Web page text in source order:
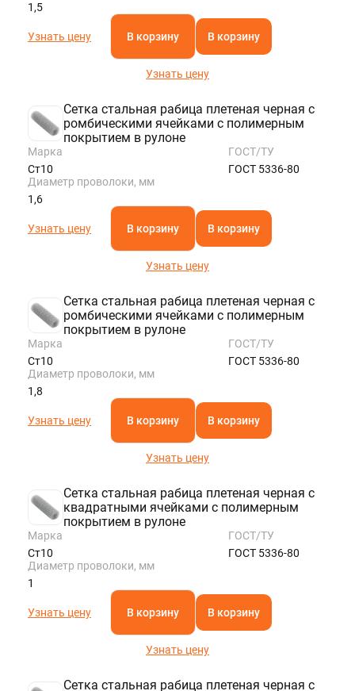
1,5
Узнать цену В корзину В корзину
Узнать цену
Сетка стальная рабица плетеная черная с
ромбическими ячейками с полимерным
покрытием в рулоне
Марка
Ст10
ГОСТ/ТУ
ГОСТ 5336-80
Диаметр проволоки, мм
1,6
Узнать цену В корзину В корзину
Узнать цену
Сетка стальная рабица плетеная черная с
ромбическими ячейками с полимерным
покрытием в рулоне
Марка
Ст10
ГОСТ/ТУ
ГОСТ 5336-80
Диаметр проволоки, мм
1,8
Узнать цену В корзину В корзину
Узнать цену
Сетка стальная рабица плетеная черная с
квадратными ячейками с полимерным
покрытием в рулоне
Марка
Ст10
ГОСТ/ТУ
ГОСТ 5336-80
Диаметр проволоки, мм
1
Узнать цену В корзину В корзину
Узнать цену
Сетка стальная рабица плетеная черная с